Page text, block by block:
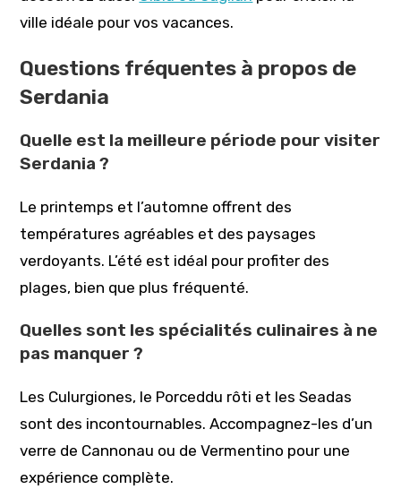
ville idéale pour vos vacances.
Questions fréquentes à propos de
Serdania
Quelle est la meilleure période pour visiter
Serdania ?
Le printemps et l’automne offrent des
températures agréables et des paysages
verdoyants. L’été est idéal pour profiter des
plages, bien que plus fréquenté.
Quelles sont les spécialités culinaires à ne
pas manquer ?
Les Culurgiones, le Porceddu rôti et les Seadas
sont des incontournables. Accompagnez-les d’un
verre de Cannonau ou de Vermentino pour une
expérience complète.